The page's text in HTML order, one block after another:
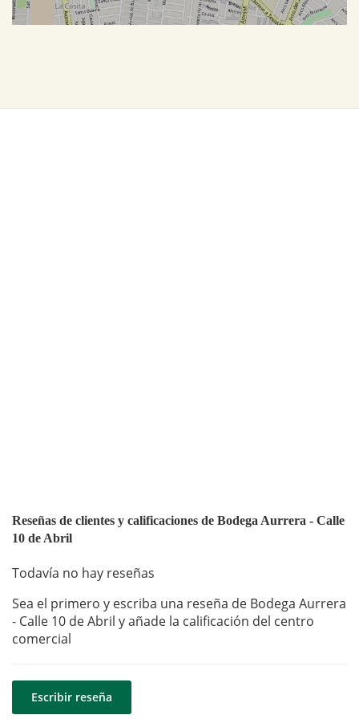
Reseñas de clientes y calificaciones de Bodega Aurrera - Calle
10 de Abril
Todavía no hay reseñas
Sea el primero y escriba una reseña de Bodega Aurrera
- Calle 10 de Abril y añade la calificación del centro
comercial
Escribir reseña